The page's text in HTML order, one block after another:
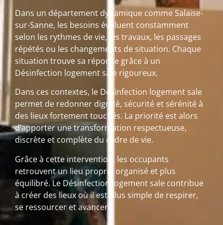
Dans un département dynamique comme Salaise-
sur-Sanne, les besoins évoluent constamment
selon les rythmes de vie, les travaux, les passages
répétés ou les changements de situation. Chaque
situation trouve sa réponse grâce à un
Désinfection logement sale rigoureux.
Dans ces contextes, le Désinfection logement sale
permet de redonner dignité, sécurité et sérénité à
des lieux fortement touchés. La priorité est alors
d’apporter une transformation respectueuse,
discrète et complète du cadre de vie.
Grâce à cette intervention, les occupants
retrouvent un lieu propre, organisé et plus
équilibré. Le Désinfection logement sale contribue
à créer des lieux où il est plus simple de respirer,
se ressourcer et avancer.